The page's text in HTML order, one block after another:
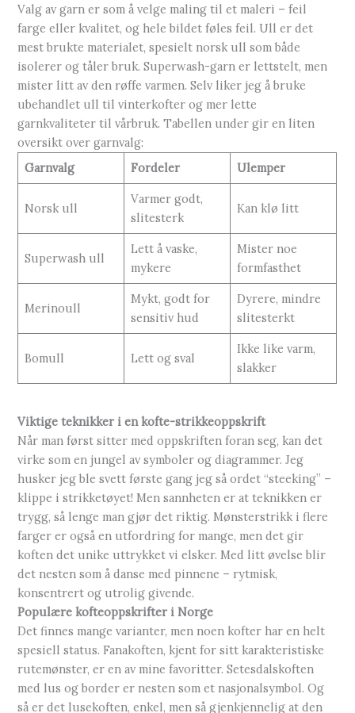
Valg av garn er som å velge maling til et maleri – feil
farge eller kvalitet, og hele bildet føles feil. Ull er det
mest brukte materialet, spesielt norsk ull som både
isolerer og tåler bruk. Superwash-garn er lettstelt, men
mister litt av den røffe varmen. Selv liker jeg å bruke
ubehandlet ull til vinterkofter og mer lette
garnkvaliteter til vårbruk. Tabellen under gir en liten
oversikt over garnvalg:
Garnvalg
Fordeler Ulemper
Norsk ull
Varmer godt,
slitesterk
Kan klø litt
Superwash ull
Lett å vaske,
mykere
Mister noe
formfasthet
Merinoull
Mykt, godt for
sensitiv hud
Dyrere, mindre
slitesterkt
Bomull Lett og sval
Ikke like varm,
slakker
Viktige teknikker i en kofte-strikkeoppskrift
Når man først sitter med oppskriften foran seg, kan det
virke som en jungel av symboler og diagrammer. Jeg
husker jeg ble svett første gang jeg så ordet “steeking” –
klippe i strikketøyet! Men sannheten er at teknikken er
trygg, så lenge man gjør det riktig. Mønsterstrikk i flere
farger er også en utfordring for mange, men det gir
koften det unike uttrykket vi elsker. Med litt øvelse blir
det nesten som å danse med pinnene – rytmisk,
konsentrert og utrolig givende.
Populære kofteoppskrifter i Norge
Det finnes mange varianter, men noen kofter har en helt
spesiell status. Fanakoften, kjent for sitt karakteristiske
rutemønster, er en av mine favoritter. Setesdalskoften
med lus og border er nesten som et nasjonalsymbol. Og
så er det lusekoften, enkel, men så gjenkjennelig at den